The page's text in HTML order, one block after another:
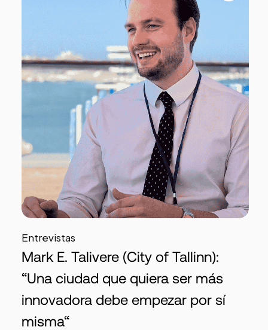
Entrevistas
Mark E. Talivere (City of Tallinn):
“Una ciudad que quiera ser más
innovadora debe empezar por sí
misma“